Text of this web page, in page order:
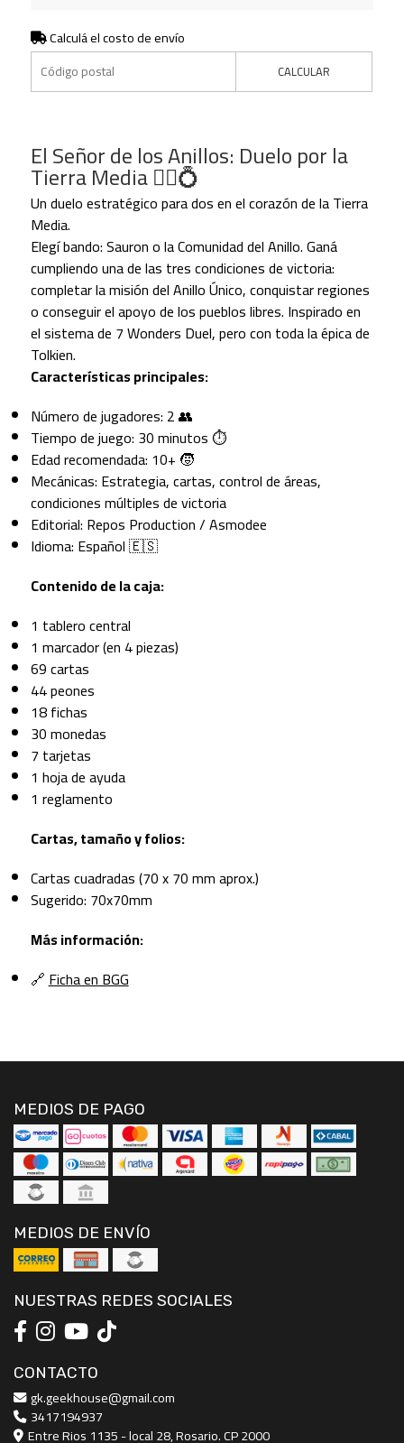
Calculá el costo de envío
CALCULAR
El Señor de los Anillos: Duelo por la
Tierra Media 🧙‍♂️💍
Un duelo estratégico para dos en el corazón de la Tierra
Media.
Elegí bando: Sauron o la Comunidad del Anillo. Ganá
cumpliendo una de las tres condiciones de victoria:
completar la misión del Anillo Único, conquistar regiones
o conseguir el apoyo de los pueblos libres. Inspirado en
el sistema de 7 Wonders Duel, pero con toda la épica de
Tolkien.
Características principales:
Número de jugadores: 2 👥
Tiempo de juego: 30 minutos ⏱️
Edad recomendada: 10+ 🧒
Mecánicas: Estrategia, cartas, control de áreas,
condiciones múltiples de victoria
Editorial: Repos Production / Asmodee
Idioma: Español 🇪🇸
Contenido de la caja:
1 tablero central
1 marcador (en 4 piezas)
69 cartas
44 peones
18 fichas
30 monedas
7 tarjetas
1 hoja de ayuda
1 reglamento
Cartas, tamaño y folios:
Cartas cuadradas (70 x 70 mm aprox.)
Sugerido: 70x70mm
Más información:
🔗Ficha en BGG
MEDIOS DE PAGO
MEDIOS DE ENVÍO
NUESTRAS REDES SOCIALES
CONTACTO
gk.geekhouse@gmail.com
3417194937
Entre Rios 1135 - local 28, Rosario. CP 2000